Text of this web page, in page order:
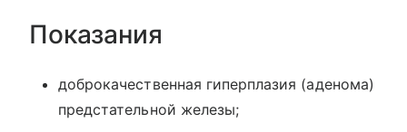
Показания
доброкачественная гиперплазия (аденома)
предстательной железы;